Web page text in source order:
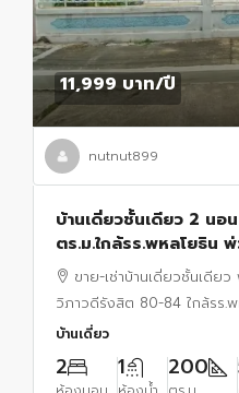
11,999 บาท/ปี
nutnut899
บ้านเดี่ยวชั้นเดียว 2 นอ
ตร.ม.ใกล้รร.พหลโยธิน
ม.บรรยากาศเงียบสงบ
ขาย-เช่าบ้านเดี่ยวชั้นเดีย
วิภาวดีรังสิต 80-84 ใกล้รร
บ้านเดี่ยว
2 1 200